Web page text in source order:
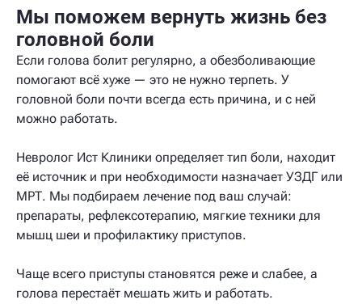
Мы поможем вернуть жизнь без
головной боли
Если голова болит регулярно, а обезболивающие
помогают всё хуже — это не нужно терпеть. У
головной боли почти всегда есть причина, и с ней
можно работать.
Невролог Ист Клиники определяет тип боли, находит
её источник и при необходимости назначает УЗДГ или
МРТ. Мы подбираем лечение под ваш случай:
препараты, рефлексотерапию, мягкие техники для
мышц шеи и профилактику приступов.
Чаще всего приступы становятся реже и слабее, а
голова перестаёт мешать жить и работать.